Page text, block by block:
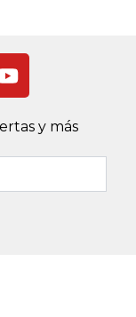
Y
o
t
u
e
y más